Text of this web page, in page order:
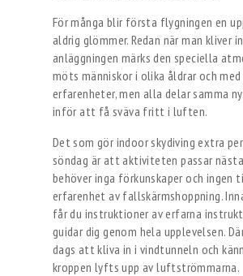
För många blir första flygningen en
aldrig glömmer. Redan när man kliver
anläggningen märks den speciella
möts människor i olika åldrar och
erfarenheter, men alla delar samma
inför att få sväva fritt i luften.
Det som gör indoor skydiving extra
söndag är att aktiviteten passar
behöver inga förkunskaper och ingen
erfarenhet av fallskärmshoppning.
får du instruktioner av erfarna
guidar dig genom hela upplevelsen.
dags att kliva in i vindtunneln och
kroppen lyfts upp av luftströmmarna.